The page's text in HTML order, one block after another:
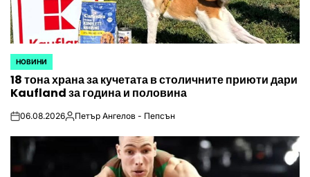
POSTED
IN
НОВИНИ
18 тона храна за кучетата в столичните приюти дари
Kaufland за година и половина
on06.08.2026PostedПетър Ангелов - Пепсън